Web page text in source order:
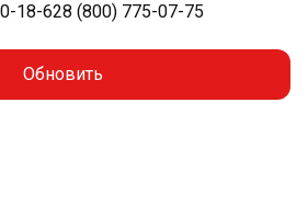
18-628 (800) 775-07-75
Обновить